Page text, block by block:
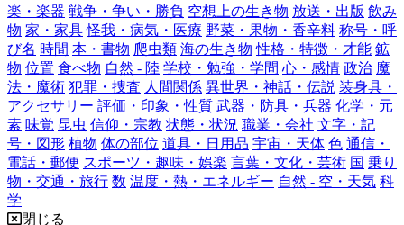
楽・楽器 戦争・争い・勝負 空想上の生き物 放送・出版 飲み
物 家・家具 怪我・病気・医療 野菜・果物・香辛料 称号・呼
び名 時間 本・書物 爬虫類 海の生き物 性格・特徴・才能 鉱
物 位置 食べ物 自然 - 陸 学校・勉強・学問 心・感情 政治 魔
法・魔術 犯罪・捜査 人間関係 異世界・神話・伝説 装身具・
アクセサリー 評価・印象・性質 武器・防具・兵器 化学・元
素 味覚 昆虫 信仰・宗教 状態・状況 職業・会社 文字・記
号・図形 植物 体の部位 道具・日用品 宇宙・天体 色 通信・
電話・郵便 スポーツ・趣味・娯楽 言葉・文化・芸術 国 乗り
物・交通・旅行 数 温度・熱・エネルギー 自然 - 空・天気 科
学
閉じる